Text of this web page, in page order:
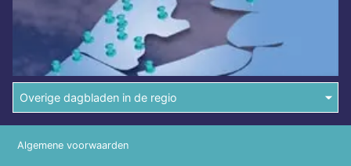
Overige dagbladen in de regio
Algemene voorwaarden